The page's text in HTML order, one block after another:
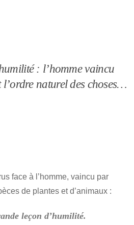
: l’homme vaincu
naturel des choses…
face à l’homme, vaincu par
de plantes et d’animaux :
leçon d’humilité.